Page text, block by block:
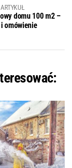
domu 100 m2 –
omówienie